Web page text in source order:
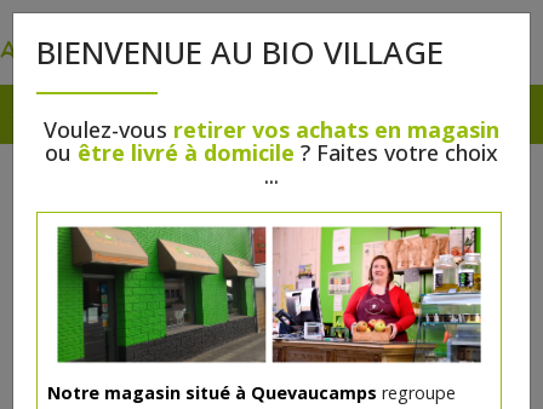
BIENVENUE AU BIO VILLAGE
Voulez-vous retirer vos achats en magasin
ou être livré à domicile ? Faites votre choix
...
Notre magasin situé à Quevaucamps regroupe
HUILES
Epicerie>Huiles et Vinaigres>Huiles